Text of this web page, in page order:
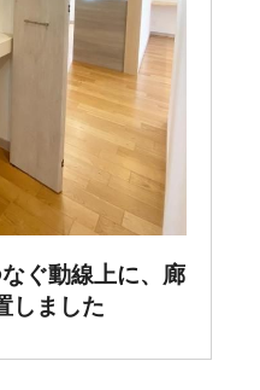
ぐ動線上に、廊
しました